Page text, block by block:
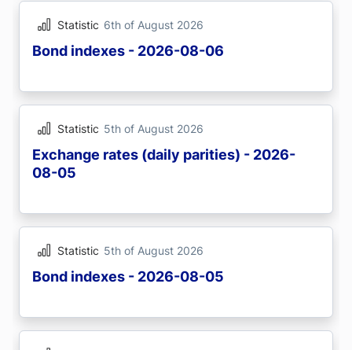
Statistic 6th of August 2026
Bond indexes - 2026-08-06
Statistic 5th of August 2026
Exchange rates (daily parities) - 2026-
08-05
Statistic 5th of August 2026
Bond indexes - 2026-08-05